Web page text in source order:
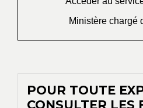
Ministère chargé
POUR TOUTE
CONSULTER LES